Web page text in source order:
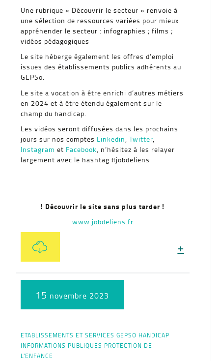
Une rubrique « Découvrir le secteur » renvoie à
une sélection de ressources variées pour mieux
appréhender le secteur : infographies ; films ;
vidéos pédagogiques
Le site héberge également les offres d’emploi
issues des établissements publics adhérents au
GEPSo.
Le site a vocation à être enrichi d’autres métiers
en 2024 et à être étendu également sur le
champ du handicap.
Les vidéos seront diffusées dans les prochains
jours sur nos comptes Linkedin, Twitter,
Instagram et Facebook, n’hésitez à les relayer
largement avec le hashtag #jobdeliens
! Découvrir le site sans plus tarder !
www.jobdeliens.fr
+
15 novembre 2023
ETABLISSEMENTS ET SERVICES GEPSO HANDICAP
INFORMATIONS PUBLIQUES PROTECTION DE
L'ENFANCE